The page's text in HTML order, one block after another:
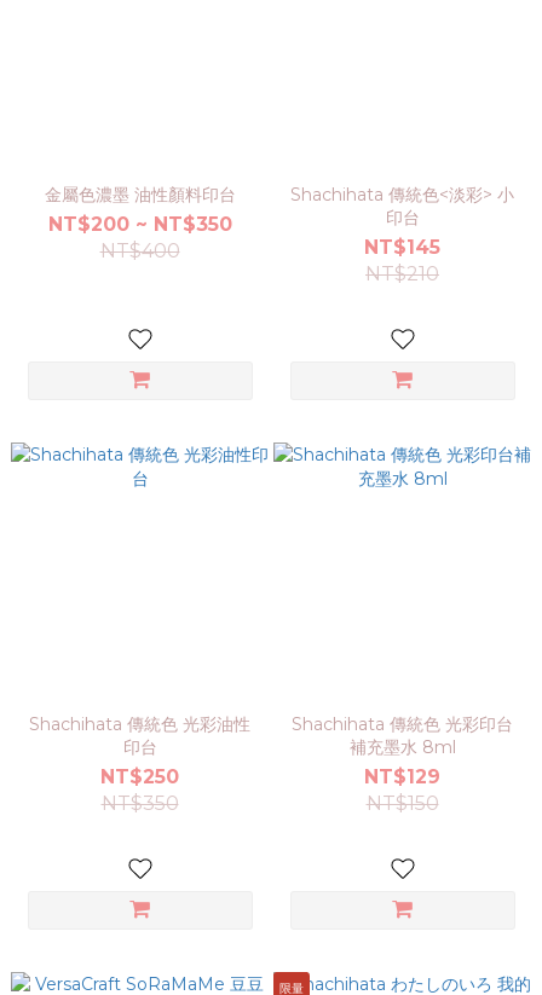
金屬色濃墨 油性顏料印台
NT$200 ~ NT$350
NT$400
Shachihata 傳統色<淡彩> 小
印台
NT$145
NT$210
Shachihata 傳統色 光彩油性
印台
NT$250
NT$350
Shachihata 傳統色 光彩印台
補充墨水 8ml
NT$129
NT$150
限量